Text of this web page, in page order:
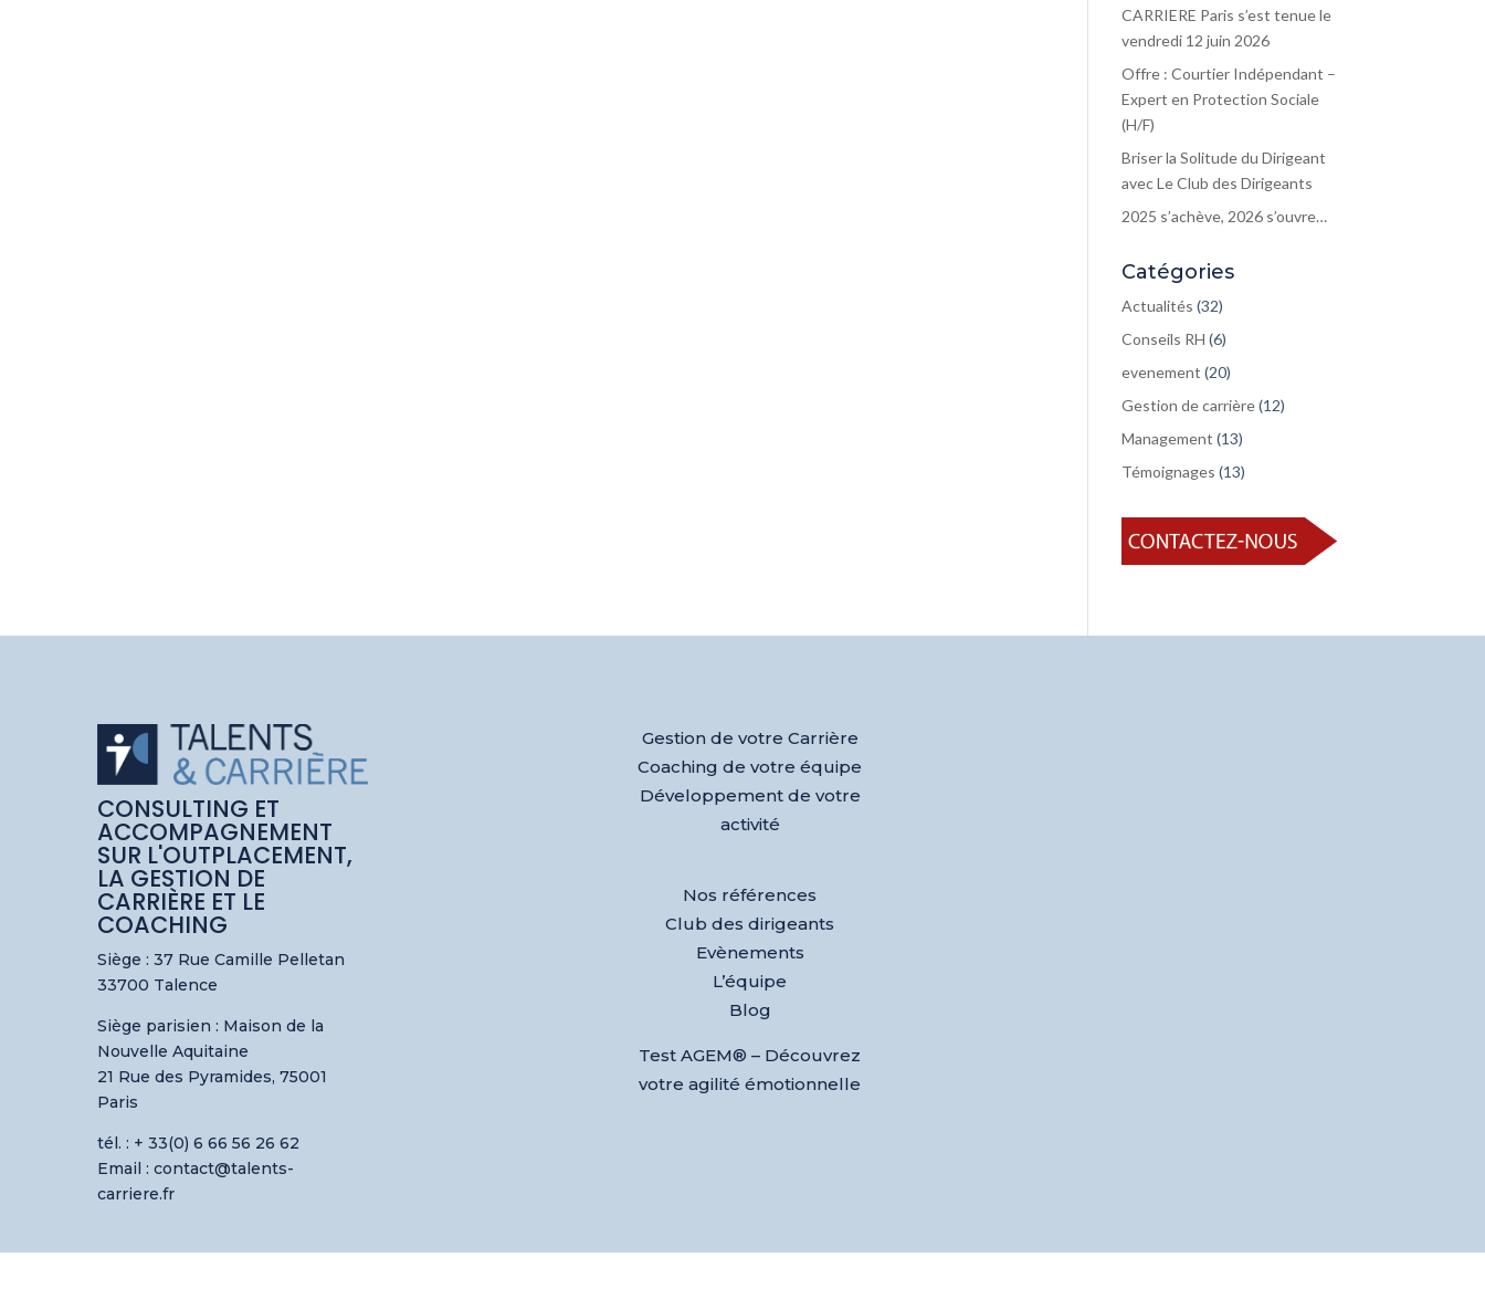
CARRIERE Paris s’est tenue le
vendredi 12 juin 2026
Offre : Courtier Indépendant –
Expert en Protection Sociale
(H/F)
Briser la Solitude du Dirigeant
avec Le Club des Dirigeants
2025 s’achève, 2026 s’ouvre…
Catégories
Actualités (32)
Conseils RH (6)
evenement (20)
Gestion de carrière(12)
Management (13)
Témoignages (13)
CONSULTING ET
ACCOMPAGNEMENT
SUR L'OUTPLACEMENT,
LA GESTION DE
CARRIÈRE ET LE
COACHING
Siège : 37 Rue Camille Pelletan
33700 Talence
Siège parisien : Maison de la
Nouvelle Aquitaine
21 Rue des Pyramides, 75001
Paris
tél. : + 33(0) 6 66 56 26 62
Email : contact@talents-
carriere.fr
Gestion de votre Carrière
Coaching de votre équipe
Développement de votre
activité
Nos références
Club des dirigeants
Evènements
L’équipe
Blog
Test AGEM® – Découvrez
votre agilité émotionnelle